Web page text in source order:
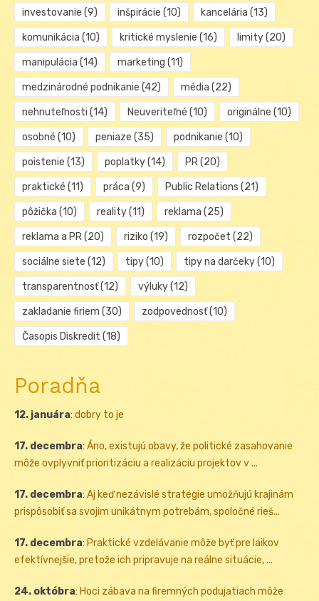
investovanie (9) inšpirácie (10) kancelária (13)
komunikácia (10) kritické myslenie (16) limity(20)
manipulácia (14) marketing (11)
medzinárodné podnikanie (42) média (22)
nehnuteľnosti (14) Neuveriteľné (10) originálne (10)
osobné (10) peniaze (35) podnikanie (10)
poistenie (13) poplatky(14) PR(20)
praktické (11) práca (9) Public Relations (21)
pôžička (10) reality(11) reklama (25)
reklama a PR(20) riziko (19) rozpočet (22)
sociálne siete (12) tipy(10) tipy na darčeky(10)
transparentnosť(12) výluky(12)
zakladanie firiem (30) zodpovednosť(10)
Časopis Diskredit (18)
Poradňa
12. januára: dobry to je
17. decembra: Áno, existujú obavy, že politické zasahovanie
môže ovplyvniť prioritizáciu a realizáciu projektov v ...
17. decembra: Aj keď nezávislé stratégie umožňujú krajinám
prispôsobiť sa svojim unikátnym potrebám, spoločné rieš...
17. decembra: Praktické vzdelávanie môže byť pre laikov
efektívnejšie, pretože ich pripravuje na reálne situácie, ...
24. októbra: Hoci zábava na firemných podujatiach môže